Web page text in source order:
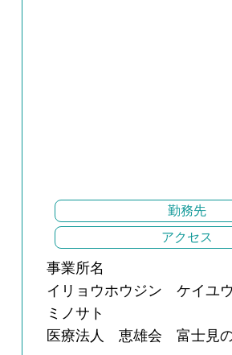
勤務先
アクセス
事業所名
イリョウホウジン ケイユ
ミノサト
医療法人 恵雄会 富士見